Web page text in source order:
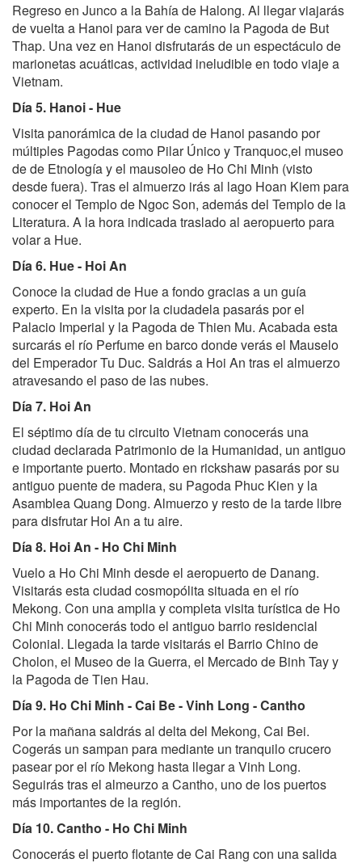
Regreso en Junco a la Bahía de Halong. Al llegar viajarás
de vuelta a Hanoi para ver de camino la Pagoda de But
Thap. Una vez en Hanoi disfrutarás de un espectáculo de
marionetas acuáticas, actividad ineludible en todo viaje a
Vietnam.
Día 5. Hanoi - Hue
Visita panorámica de la ciudad de Hanoi pasando por
múltiples Pagodas como Pilar Único y Tranquoc,el museo
de de Etnología y el mausoleo de Ho Chi Minh (visto
desde fuera). Tras el almuerzo irás al lago Hoan Kiem para
conocer el Templo de Ngoc Son, además del Templo de la
Literatura. A la hora indicada traslado al aeropuerto para
volar a Hue.
Día 6. Hue - Hoi An
Conoce la ciudad de Hue a fondo gracias a un guía
experto. En la visita por la ciudadela pasarás por el
Palacio Imperial y la Pagoda de Thien Mu. Acabada esta
surcarás el río Perfume en barco donde verás el Mauselo
del Emperador Tu Duc. Saldrás a Hoi An tras el almuerzo
atravesando el paso de las nubes.
Día 7. Hoi An
El séptimo día de tu circuito Vietnam conocerás una
ciudad declarada Patrimonio de la Humanidad, un antiguo
e importante puerto. Montado en rickshaw pasarás por su
antiguo puente de madera, su Pagoda Phuc Kien y la
Asamblea Quang Dong. Almuerzo y resto de la tarde libre
para disfrutar Hoi An a tu aire.
Día 8. Hoi An - Ho Chi Minh
Vuelo a Ho Chi Minh desde el aeropuerto de Danang.
Visitarás esta ciudad cosmopólita situada en el río
Mekong. Con una amplia y completa visita turística de Ho
Chi Minh conocerás todo el antiguo barrio residencial
Colonial. Llegada la tarde visitarás el Barrio Chino de
Cholon, el Museo de la Guerra, el Mercado de Binh Tay y
la Pagoda de Tien Hau.
Día 9. Ho Chi Minh - Cai Be - Vinh Long - Cantho
Por la mañana saldrás al delta del Mekong, Cai Bei.
Cogerás un sampan para mediante un tranquilo crucero
pasear por el río Mekong hasta llegar a Vinh Long.
Seguirás tras el almeurzo a Cantho, uno de los puertos
más importantes de la región.
Día 10. Cantho - Ho Chi Minh
Conocerás el puerto flotante de Cai Rang con una salida